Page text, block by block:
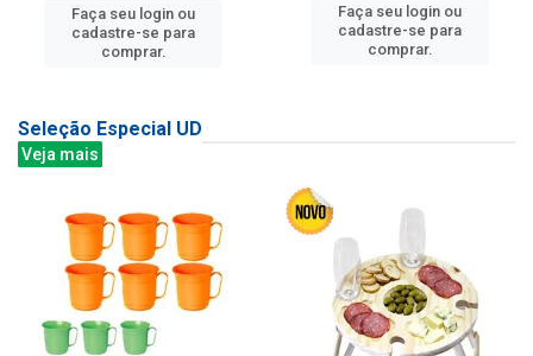
Faça seu login ou
cadastre-se para
comprar.
Faça seu login ou
cadastre-se para
comprar.
Seleção Especial UD
Veja mais